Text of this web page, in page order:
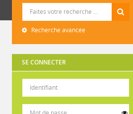
Recherche avancée
SE CONNECTER